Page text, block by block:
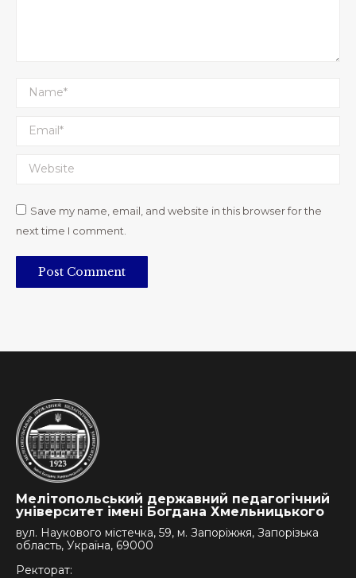
Name *
Email *
Website
Save my name, email, and website in this browser for the
next time I comment.
Post Comment
Мелітопольський державний педагогічний
університет імені Богдана Хмельницького
вул. Наукового містечка, 59, м. Запоріжжя, Запорізька
область, Україна, 69000
Ректорат: